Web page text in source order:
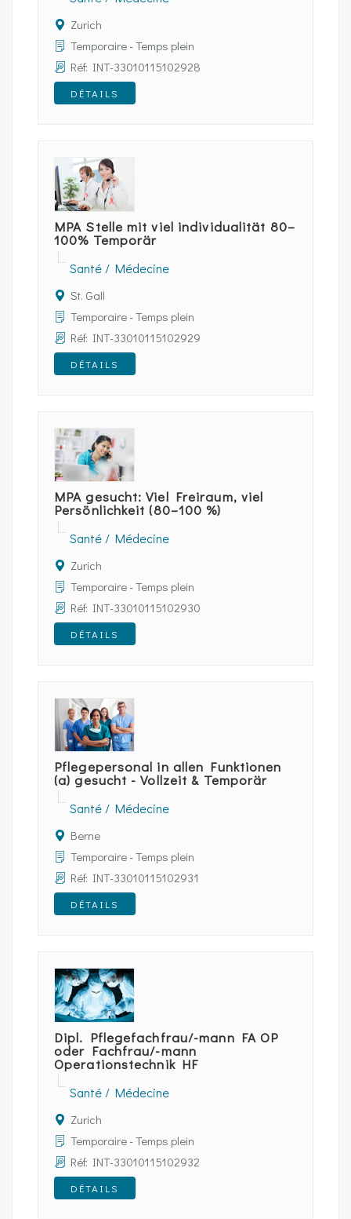
Zurich
Temporaire - Temps plein
Réf: INT-33010115102928
DÉTAILS
MPA Stelle mit viel individualität 80–
100% Temporär
Santé / Médecine
St. Gall
Temporaire - Temps plein
Réf: INT-33010115102929
DÉTAILS
MPA gesucht: Viel Freiraum, viel
Persönlichkeit (80–100 %)
Santé / Médecine
Zurich
Temporaire - Temps plein
Réf: INT-33010115102930
DÉTAILS
Pflegepersonal in allen Funktionen
(a) gesucht - Vollzeit & Temporär
Santé / Médecine
Berne
Temporaire - Temps plein
Réf: INT-33010115102931
DÉTAILS
Dipl. Pflegefachfrau/-mann FA OP
oder Fachfrau/-mann
Operationstechnik HF
Santé / Médecine
Zurich
Temporaire - Temps plein
Réf: INT-33010115102932
DÉTAILS